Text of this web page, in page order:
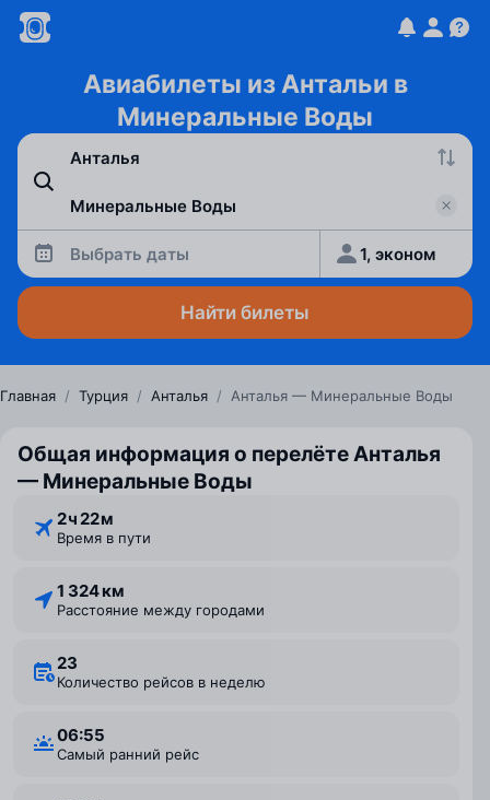
Авиабилеты из Антальи в
Минеральные Воды
Выбрать даты 1, эконом
Найти билеты
Главная / Турция / Анталья / Анталья — Минеральные Воды
Общая информация о перелёте Анталья
— Минеральные Воды
2 ⁠ч 22 ⁠м
Время в пути
1 324 км
Расстояние между городами
23
Количество рейсов в неделю
06:55
Самый ранний рейс